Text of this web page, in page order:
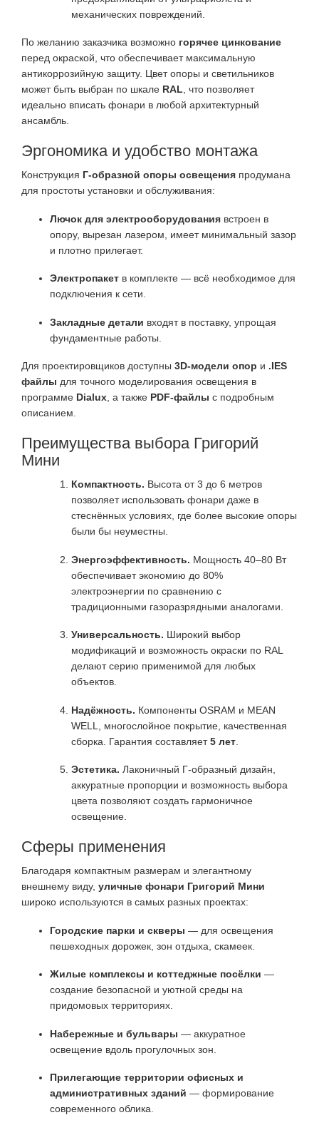
механических повреждений.
По желанию заказчика возможно горячее цинкование
перед окраской, что обеспечивает максимальную
антикоррозийную защиту. Цвет опоры и светильников
может быть выбран по шкале RAL, что позволяет
идеально вписать фонари в любой архитектурный
ансамбль.
Эргономика и удобство монтажа
Конструкция Г-образной опоры освещения продумана
для простоты установки и обслуживания:
Лючок для электрооборудования встроен в
опору, вырезан лазером, имеет минимальный зазор
и плотно прилегает.
Электропакет в комплекте — всё необходимое для
подключения к сети.
Закладные детали входят в поставку, упрощая
фундаментные работы.
Для проектировщиков доступны 3D-модели опор и .IES
файлы для точного моделирования освещения в
программе Dialux, а также PDF-файлы с подробным
описанием.
Преимущества выбора Григорий
Мини
Компактность. Высота от 3 до 6 метров
позволяет использовать фонари даже в
стеснённых условиях, где более высокие опоры
были бы неуместны.
Энергоэффективность. Мощность 40–80 Вт
обеспечивает экономию до 80%
электроэнергии по сравнению с
традиционными газоразрядными аналогами.
Универсальность. Широкий выбор
модификаций и возможность окраски по RAL
делают серию применимой для любых
объектов.
Надёжность. Компоненты OSRAM и MEAN
WELL, многослойное покрытие, качественная
сборка. Гарантия составляет5 лет
Эстетика. Лаконичный Г-образный дизайн,
аккуратные пропорции и возможность выбора
цвета позволяют создать гармоничное
освещение.
Сферы применения
Благодаря компактным размерам и элегантному
внешнему виду, уличные фонари Григорий Мини
широко используются в самых разных проектах:
Городские парки и скверы — для освещения
пешеходных дорожек, зон отдыха, скамеек.
Жилые комплексы и коттеджные посёлки —
создание безопасной и уютной среды на
придомовых территориях.
Набережные и бульвары — аккуратное
освещение вдоль прогулочных зон.
Прилегающие территории офисных и
административных зданий — формирование
современного облика.